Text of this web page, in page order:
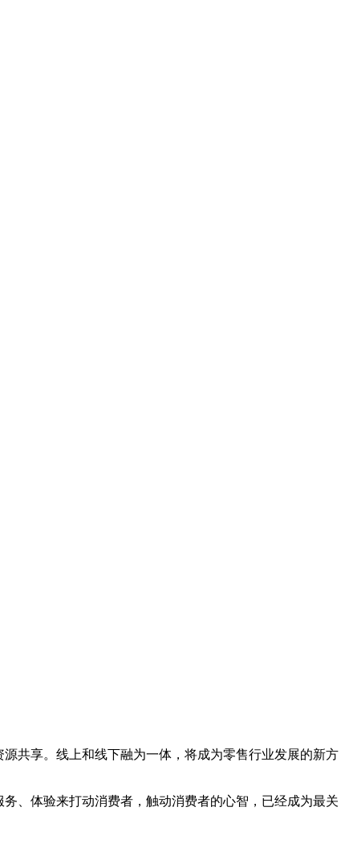
共享。线上和线下融为一体，将成为零售行业发展的新方
、体验来打动消费者，触动消费者的心智，已经成为最关